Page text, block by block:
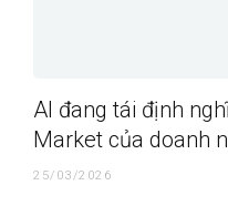
AI đang tái định
Market của doanh
25/03/2026